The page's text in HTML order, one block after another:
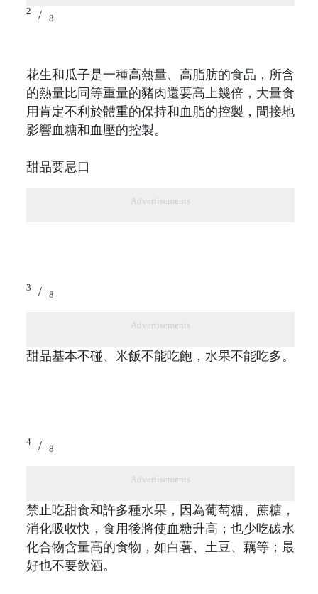
2 / 8
花生和瓜子是一種高熱量、高脂肪的食品，所含
的熱量比同等重量的豬肉還要高上幾倍，大量食
用肯定不利於體重的保持和血脂的控製，間接地
影響血糖和血壓的控製。
甜品要忌口
Advertisements
3 / 8
Advertisements
甜品基本不碰、米飯不能吃飽，水果不能吃多。
4 / 8
Advertisements
禁止吃甜食和許多種水果，因為葡萄糖、蔗糖，
消化吸收快，食用後將使血糖升高；也少吃碳水
化合物含量高的食物，如白薯、土豆、藕等；最
好也不要飲酒。